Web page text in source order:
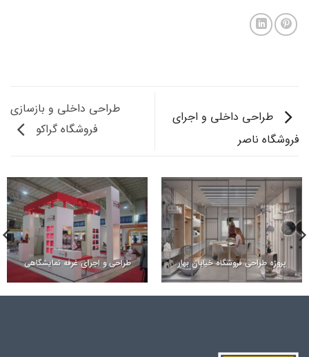
طراحی داخلی و اجرای
فروشگاه ناصر
طراحی داخلی و بازسازی
فروشگاه گراکو
پروژه طراحی فروشگاه خیابان بهار طراحی و اجرای غرفه نمایشگاهی